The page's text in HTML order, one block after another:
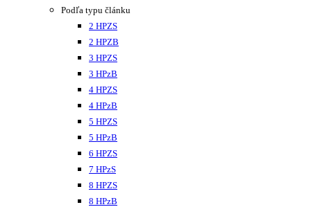
Podľa typu článku
2 HPZS
2 HPZB
3 HPZS
3 HPzB
4 HPZS
4 HPzB
5 HPZS
5 HPzB
6 HPZS
7 HPzS
8 HPZS
8 HPzB